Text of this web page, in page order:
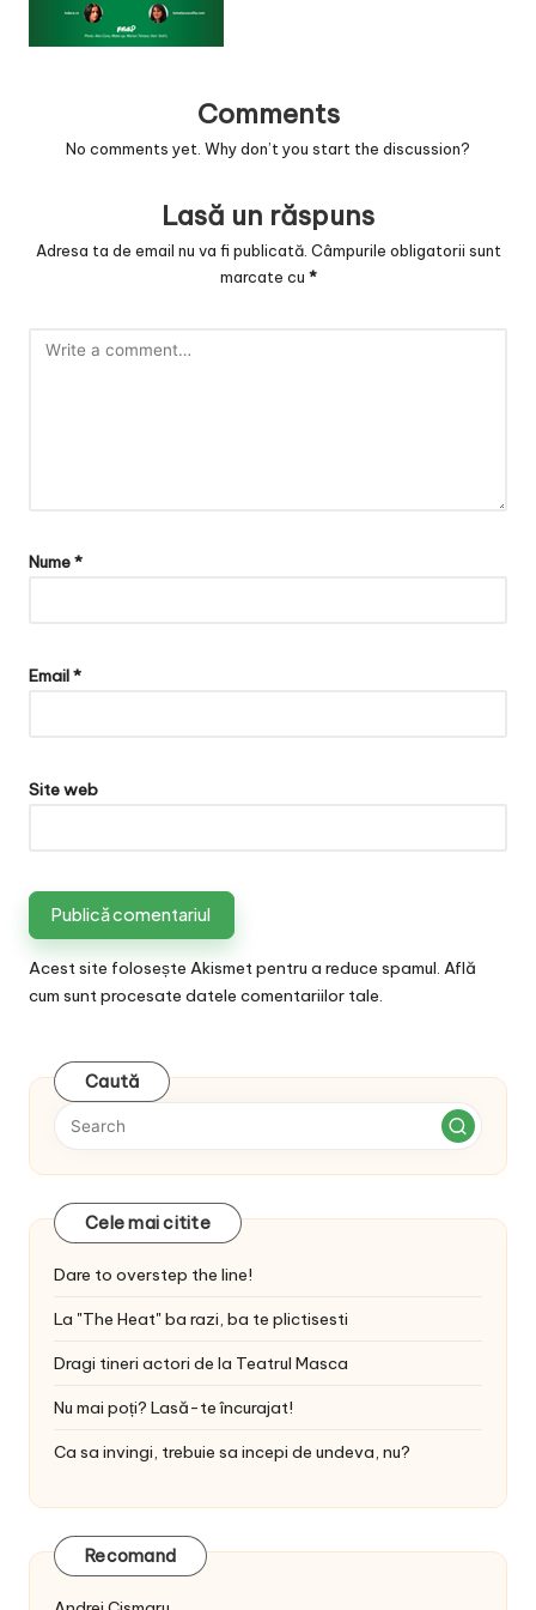
a
e
Comments
No comments yet. Why don’t you start the discussion?
Lasă un răspuns
Adresa ta de email nu va fi publicată. Câmpurile obligatorii sunt
marcate cu *
Nume*
Email*
Site web
Acest site folosește Akismet pentru a reduce spamul. Află
cum sunt procesate datele comentariilor tale.
Caută
Cele mai citite
Dare to overstep the line!
La "The Heat" ba razi, ba te plictisesti
Dragi tineri actori de la Teatrul Masca
Nu mai poți? Lasă-te încurajat!
Ca sa invingi, trebuie sa incepi de undeva, nu?
Recomand